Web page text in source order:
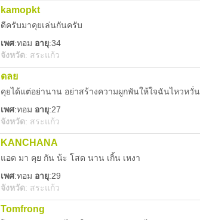
kamopkt
ดีครับมาคุยเล่นกันครับ
เพศ:ทอม อายุ:34
จังหวัด: สระแก้ว
ดลย
คุยได้แต่อย่านาน อย่าสร้างความผูกพันให้ใจฉันไหวหวั่น
เพศ:ทอม อายุ:27
จังหวัด: สระแก้ว
KANCHANA
แอด มา คุย กัน น้ะ โสด นาน เกิ้น เหงา
เพศ:ทอม อายุ:29
จังหวัด: สระแก้ว
Tomfrong